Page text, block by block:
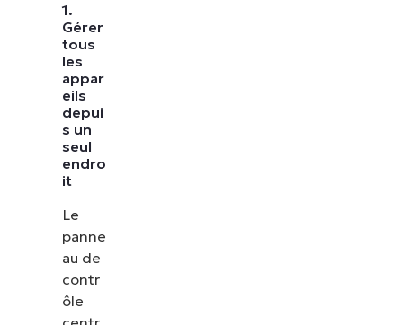
1.
Gérer
tous
les
appar
eils
depui
s un
seul
endro
it
Le
panne
au de
contr
ôle